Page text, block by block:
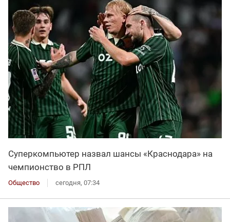
Суперкомпьютер назвал шансы «Краснодара» на
чемпионство в РПЛ
Общество сегодня, 07:34